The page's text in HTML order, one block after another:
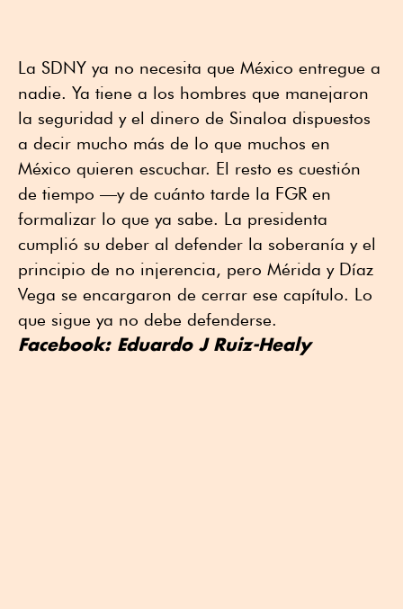
La SDNY ya no necesita que México entregue a
nadie. Ya tiene a los hombres que manejaron
la seguridad y el dinero de Sinaloa dispuestos
a decir mucho más de lo que muchos en
México quieren escuchar. El resto es cuestión
de tiempo —y de cuánto tarde la FGR en
formalizar lo que ya sabe. La presidenta
cumplió su deber al defender la soberanía y el
principio de no injerencia, pero Mérida y Díaz
Vega se encargaron de cerrar ese capítulo. Lo
que sigue ya no debe defenderse.
Facebook: Eduardo J Ruiz-Healy